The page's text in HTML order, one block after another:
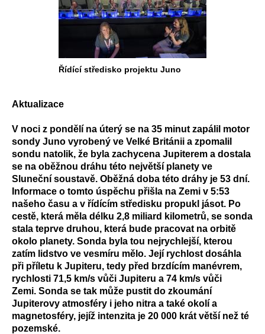
Řídící středisko projektu Juno
Aktualizace
V noci z pondělí na úterý se na 35 minut zapálil motor
sondy Juno vyrobený ve Velké Británii a zpomalil
sondu natolik, že byla zachycena Jupiterem a dostala
se na oběžnou dráhu této největší planety ve
Sluneční soustavě. Oběžná doba této dráhy je 53 dní.
Informace o tomto úspěchu přišla na Zemi v 5:53
našeho času a v řídícím středisku propukl jásot. Po
cestě, která měla délku 2,8 miliard kilometrů, se sonda
stala teprve druhou, která bude pracovat na orbitě
okolo planety. Sonda byla tou nejrychlejší, kterou
zatím lidstvo ve vesmíru mělo. Její rychlost dosáhla
při příletu k Jupiteru, tedy před brzdícím manévrem,
rychlosti 71,5 km/s vůči Jupiteru a 74 km/s vůči
Zemi. Sonda se tak může pustit do zkoumání
Jupiterovy atmosféry i jeho nitra a také okolí a
magnetosféry, jejíž intenzita je 20 000 krát větší než té
pozemské.